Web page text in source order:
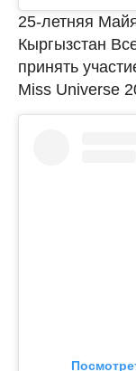
25-летняя
Кыргызстан
принять
Miss Universe